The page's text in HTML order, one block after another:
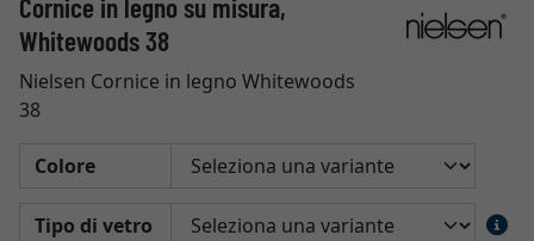
Cornice in legno su misura,
Whitewoods 38
Nielsen Cornice in legno Whitewoods
38
Colore
Tipo di vetro